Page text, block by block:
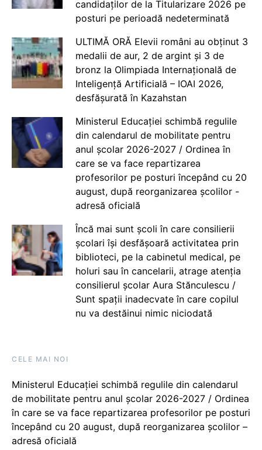
candidaților de la Titularizare 2026 pe
posturi pe perioadă nedeterminată
ULTIMĂ ORĂ Elevii români au obținut 3
medalii de aur, 2 de argint și 3 de
bronz la Olimpiada Internațională de
Inteligență Artificială – IOAI 2026,
desfășurată în Kazahstan
Ministerul Educației schimbă regulile
din calendarul de mobilitate pentru
anul școlar 2026-2027 / Ordinea în
care se va face repartizarea
profesorilor pe posturi începând cu 20
august, după reorganizarea școlilor -
adresă oficială
Încă mai sunt școli în care consilierii
școlari își desfășoară activitatea prin
biblioteci, pe la cabinetul medical, pe
holuri sau în cancelarii, atrage atenția
consilierul școlar Aura Stănculescu /
Sunt spații inadecvate în care copilul
nu va destăinui nimic niciodată
CELE MAI NOI
Ministerul Educației schimbă regulile din calendarul
de mobilitate pentru anul școlar 2026-2027 / Ordinea
în care se va face repartizarea profesorilor pe posturi
începând cu 20 august, după reorganizarea școlilor –
adresă oficială